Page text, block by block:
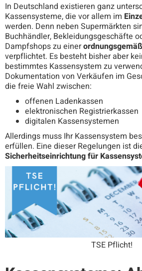
In Deutschland existieren ganz
Kassensysteme, die vor allem im
werden. Denn neben Supermärkten
Buchhändler, Bekleidungsgeschäfte
Dampfshops zu einer
verpflichtet. Es besteht bisher aber
bestimmtes Kassensystem zu
Dokumentation von Verkäufen im
die freie Wahl zwischen:
offenen Ladenkassen
elektronischen Registrierkassen
digitalen Kassensystemen
Allerdings muss Ihr Kassensystem
erfüllen. Eine dieser Regelungen ist
Sicherheitseinrichtung für
TSE Pflicht!